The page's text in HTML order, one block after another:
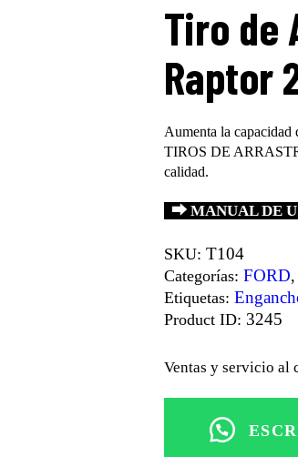
Tiro de
Raptor
Aumenta la
TIROS DE
calidad.
⮕ MANUAL DE
SKU: T104
Categorías: FORD,
Etiquetas:
Product ID: 3245
Ventas y servicio al